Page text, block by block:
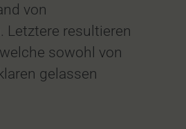
von
Letztere resultieren
sowohl von
gelassen